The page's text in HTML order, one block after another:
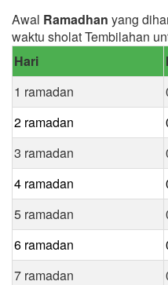
Awal Ramadhan yang
waktu sholat Tembilahan
Hari
1 ramadan
2 ramadan
3 ramadan
4 ramadan
5 ramadan
6 ramadan
7 ramadan